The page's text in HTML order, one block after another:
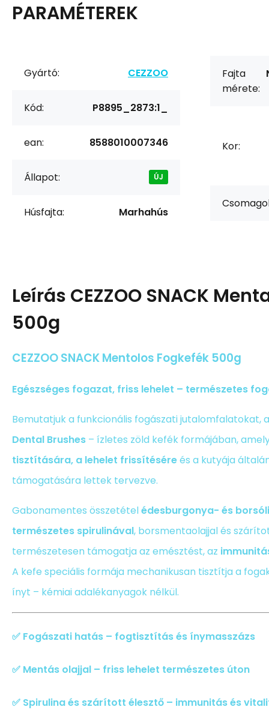
PARAMÉTEREK
Gyártó: CEZZOO
Kód: P8895_2873:1_
ean: 8588010007346
Állapot: ÚJ
Húsfajta: Marhahús
Fajta
mérete:
Kor:
Leírás CEZZOO SNACK
500g
CEZZOO SNACK Mentolos Fogkefék 500g
Egészséges fogazat, friss lehelet – természetes
Bemutatjuk a funkcionális fogászati jutalomfalatokat,
Dental Brushes – ízletes zöld kefék formájában,
tisztítására, a lehelet frissítéséreés a kutyája
támogatására lettek tervezve.
Gabonamentes összetételédesburgonya- és
természetes spirulinával, borsmentaolajjal és
természetesen támogatja az emésztést, az
A kefe speciális formája mechanikusan tisztítja a
ínyt – kémiai adalékanyagok nélkül.
✅ Fogászati hatás – fogtisztítás és ínymasszázs
✅ Mentás olajjal – friss lehelet természetes úton
✅ Spirulina és szárított élesztő – immunitás és